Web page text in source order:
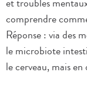
et troubles
comprendre
Réponse : via des
le microbiote
le cerveau, mais